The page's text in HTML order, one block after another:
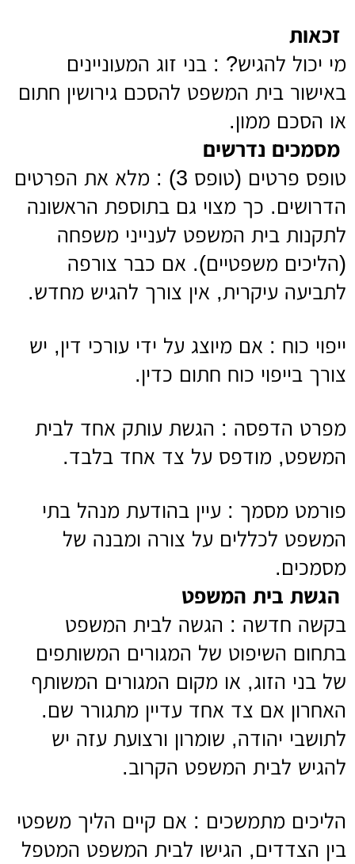
זכאות
מי יכול להגיש? : בני זוג המעוניינים
באישור בית המשפט להסכם גירושין חתום
או הסכם ממון.
מסמכים נדרשים
טופס פרטים (טופס 3) : מלא את הפרטים
הדרושים. כך מצוי גם בתוספת הראשונה
לתקנות בית המשפט לענייני משפחה
(הליכים משפטיים). אם כבר צורפה
לתביעה עיקרית, אין צורך להגיש מחדש.
ייפוי כוח : אם מיוצג על ידי עורכי דין, יש
צורך בייפוי כוח חתום כדין.
מפרט הדפסה : הגשת עותק אחד לבית
המשפט, מודפס על צד אחד בלבד.
פורמט מסמך : עיין בהודעת מנהל בתי
המשפט לכללים על צורה ומבנה של
מסמכים.
הגשת בית המשפט
בקשה חדשה : הגשה לבית המשפט
בתחום השיפוט של המגורים המשותפים
של בני הזוג, או מקום המגורים המשותף
האחרון אם צד אחד עדיין מתגורר שם.
לתושבי יהודה, שומרון ורצועת עזה יש
להגיש לבית המשפט הקרוב.
הליכים מתמשכים : אם קיים הליך משפטי
בין הצדדים, הגישו לבית המשפט המטפל